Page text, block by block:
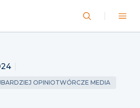
OPINIOTWÓRCZE MEDIA